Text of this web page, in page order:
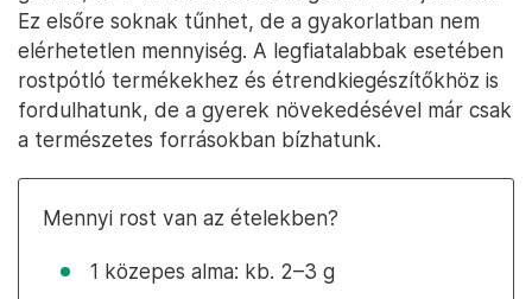
Ez elsőre soknak tűnhet, de a gyakorlatban nem
elérhetetlen mennyiség. A legfiatalabbak esetében
rostpótló termékekhez és étrendkiegészítőkhöz is
fordulhatunk, de a gyerek növekedésével már csak
a természetes forrásokban bízhatunk.
Mennyi rost van az ételekben?
1 közepes alma: kb. 2–3 g